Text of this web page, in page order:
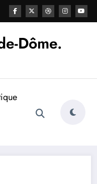
Dôme.